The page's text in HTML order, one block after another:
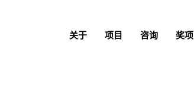
关于 项目 咨询 奖项